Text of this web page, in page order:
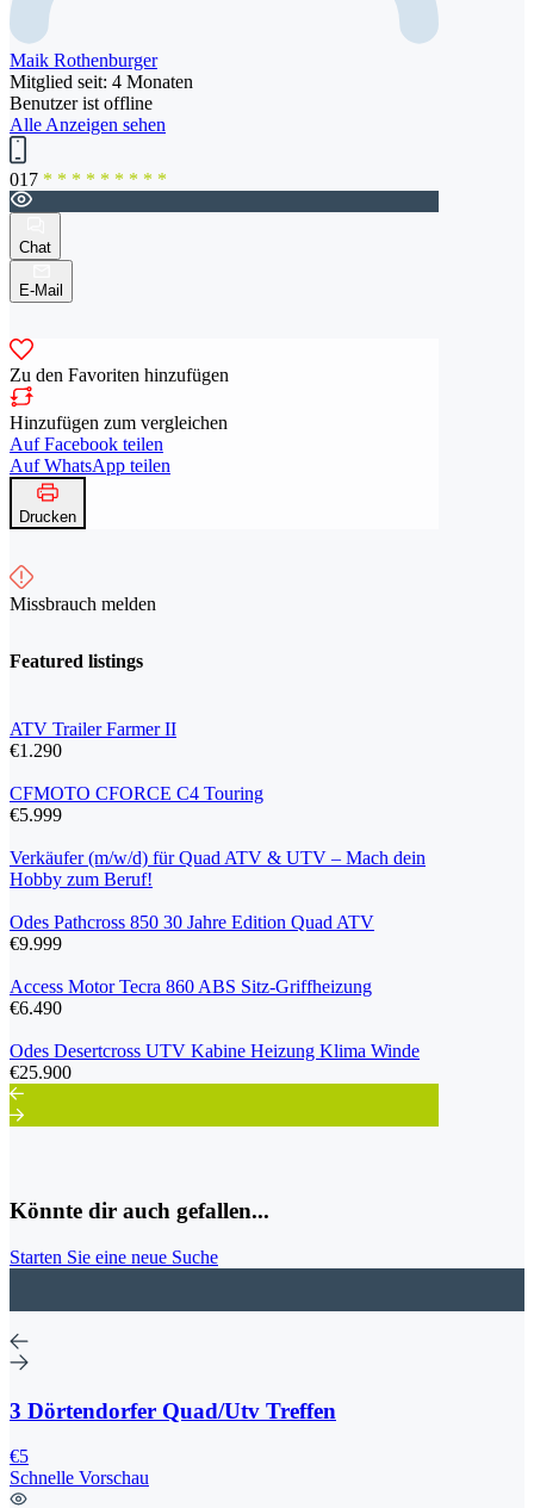
Maik Rothenburger
Mitglied seit: 4 Monaten
Benutzer ist offline
Alle Anzeigen sehen
017 * * * * * * * * *
Chat
E-Mail
Zu den Favoriten hinzufügen
Hinzufügen zum vergleichen
Auf Facebook teilen
Auf WhatsApp teilen
Drucken
Missbrauch melden
Featured listings
ATV Trailer Farmer II
€1.290
CFMOTO CFORCE C4 Touring
€5.999
Verkäufer (m/w/d) für Quad ATV & UTV – Mach dein
Hobby zum Beruf!
Odes Pathcross 850 30 Jahre Edition Quad ATV
€9.999
Access Motor Tecra 860 ABS Sitz-Griffheizung
€6.490
Odes Desertcross UTV Kabine Heizung Klima Winde
€25.900
Könnte dir auch gefallen...
Starten Sie eine neue Suche
3 Dörtendorfer Quad/Utv Treffen
€5
Schnelle Vorschau